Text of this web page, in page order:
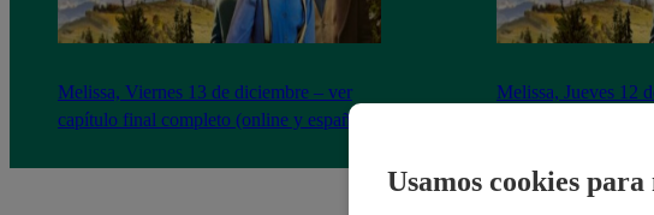
Melissa, Viernes 13 de diciembre – ver
capítulo final completo (online y español)
Melissa, Jueves 12
Usamos cookies